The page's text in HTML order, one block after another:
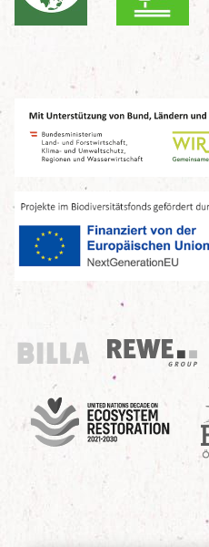
Billa
REWE Group
UN Decade